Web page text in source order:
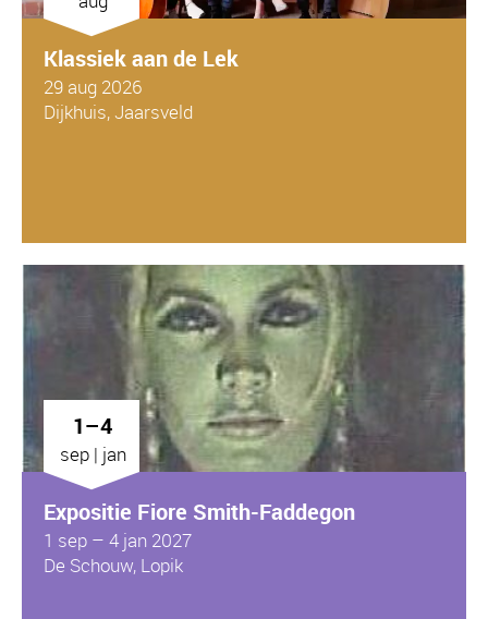
Klassiek aan de Lek
29 aug 2026
Dijkhuis, Jaarsveld
1–4
sep | jan
Expositie Fiore Smith-Faddegon
1 sep – 4 jan 2027
De Schouw, Lopik